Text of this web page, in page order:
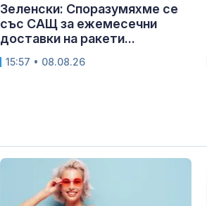
Зеленски: Споразумяхме се
със САЩ за ежемесечни
доставки на ракети...
15:57 • 08.08.26